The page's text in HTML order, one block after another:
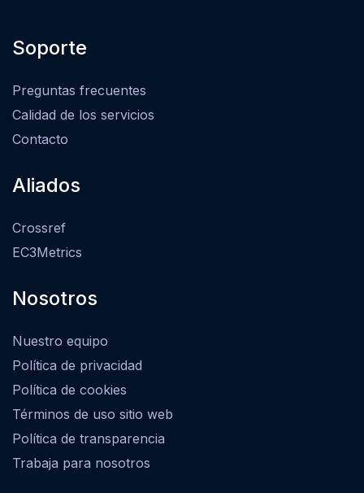
Soporte
Preguntas frecuentes
Calidad de los servicios
Contacto
Aliados
Crossref
EC3Metrics
Nosotros
Nuestro equipo
Política de privacidad
Política de cookies
Términos de uso sitio web
Política de transparencia
Trabaja para nosotros